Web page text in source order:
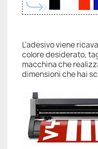
L'adesivo viene
colore desiderato,
macchina che
dimensioni che hai